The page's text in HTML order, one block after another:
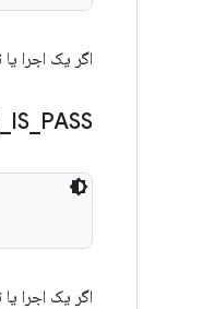
اگر یک اجرا
IS PASS
اگر یک اجرا